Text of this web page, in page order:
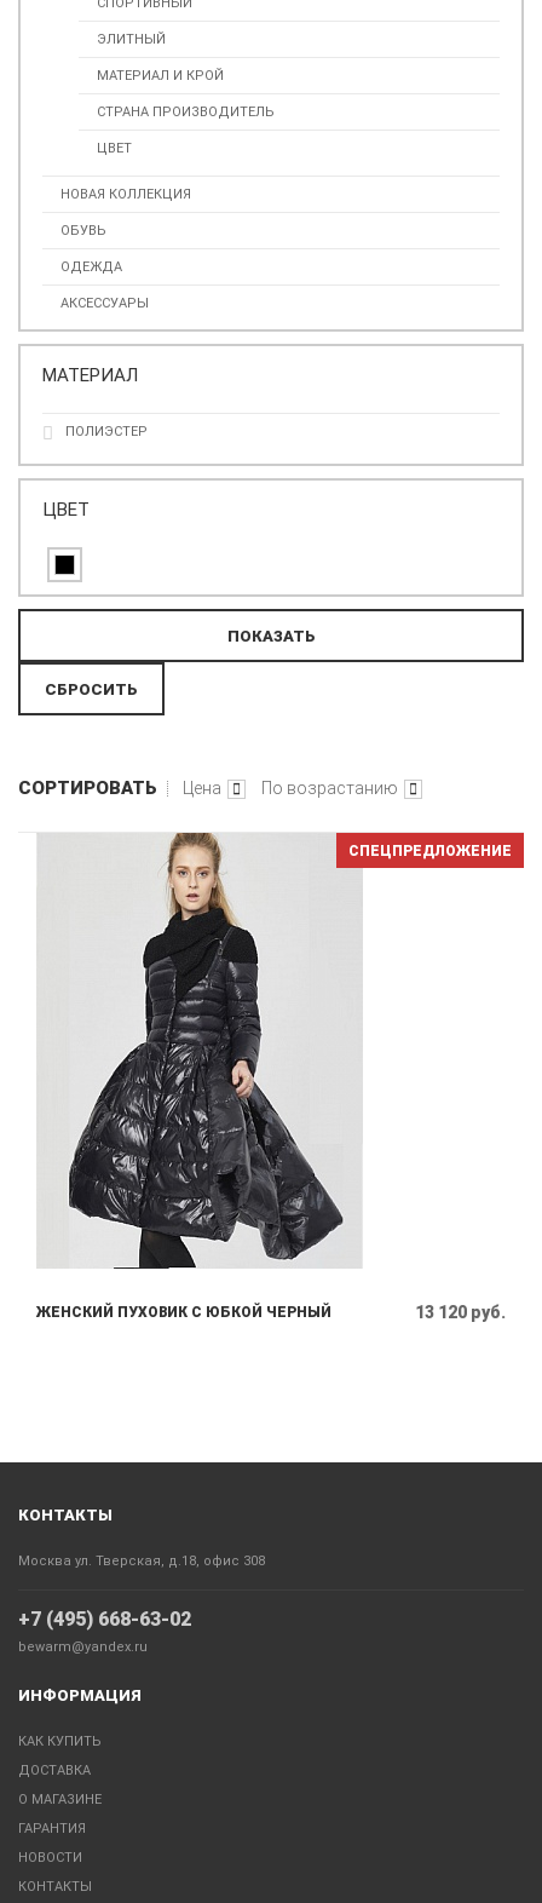
ЭЛИТНЫЙ
МАТЕРИАЛ И КРОЙ
СТРАНА ПРОИЗВОДИТЕЛЬ
ЦВЕТ
НОВАЯ КОЛЛЕКЦИЯ
ОБУВЬ
ОДЕЖДА
АКСЕССУАРЫ
МАТЕРИАЛ
ПОЛИЭСТЕР
ЦВЕТ
СОРТИРОВАТЬ Цена По возрастанию
СПЕЦПРЕДЛОЖЕНИЕ
ЖЕНСКИЙ ПУХОВИК С ЮБКОЙ ЧЕРНЫЙ 13 120 руб.
КОНТАКТЫ
Москва ул. Тверская, д.18, офис 308
+7 (495) 668-63-02
bewarm@yandex.ru
ИНФОРМАЦИЯ
КАК КУПИТЬ
ДОСТАВКА
О МАГАЗИНЕ
ГАРАНТИЯ
НОВОСТИ
КОНТАКТЫ